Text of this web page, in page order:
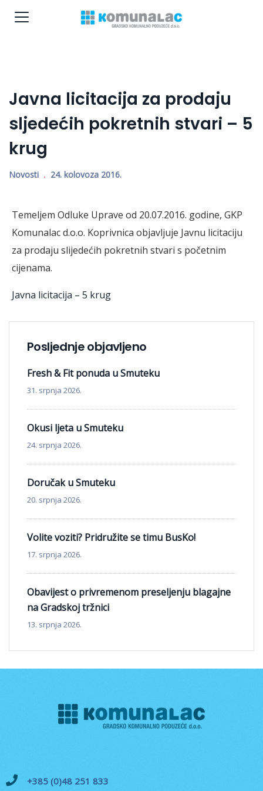
Javna licitacija za prodaju
sljedećih pokretnih stvari – 5
krug
Novosti 24. kolovoza 2016.
Temeljem Odluke Uprave od 20.07.2016. godine, GKP
Komunalac d.o.o. Koprivnica objavljuje Javnu licitaciju
za prodaju slijedećih pokretnih stvari s početnim
cijenama.
Javna licitacija – 5 krug
Posljednje objavljeno
Fresh & Fit ponuda u Smuteku
31. srpnja 2026.
Okusi ljeta u Smuteku
24. srpnja 2026.
Doručak u Smuteku
20. srpnja 2026.
Volite voziti? Pridružite se timu BusKo!
17. srpnja 2026.
Obavijest o privremenom preseljenju blagajne
na Gradskoj tržnici
13. srpnja 2026.
+385 (0)48 251 833